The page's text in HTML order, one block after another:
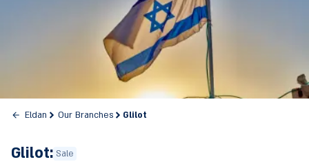
Eldan Our Branches Glilot
Glilot: Sale